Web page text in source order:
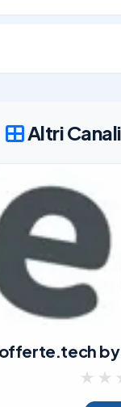
Altri
offerte.tech by
★ ★